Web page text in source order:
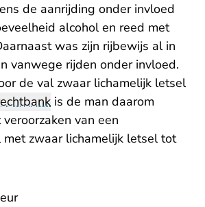
de aanrijding onder invloed
alcohol en reed met
was zijn rijbewijs al in
vanwege rijden onder invloed.
de val zwaar lichamelijk letsel
is de man daarom
van een
met zwaar lichamelijk letsel tot